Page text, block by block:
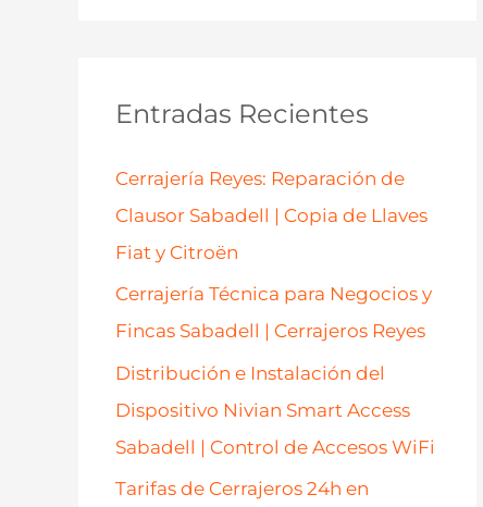
rEntradas Recientes
Cerrajería Reyes: Reparación de
Clausor Sabadell | Copia de Llaves
Fiat y Citroën
Cerrajería Técnica para Negocios y
Fincas Sabadell | Cerrajeros Reyes
Distribución e Instalación del
Dispositivo Nivian Smart Access
Sabadell | Control de Accesos WiFi
Tarifas de Cerrajeros 24h en